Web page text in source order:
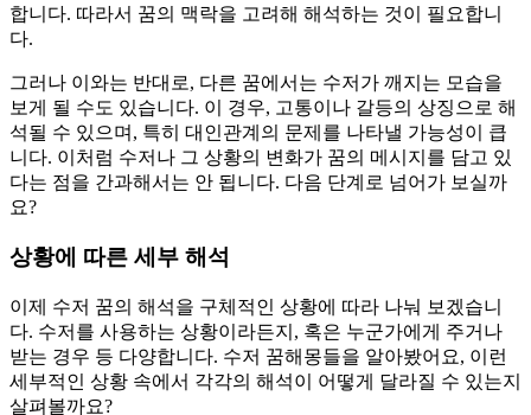
합니다. 따라서 꿈의 맥락을 고려해 해석하는 것이 필요합니
다.
그러나 이와는 반대로, 다른 꿈에서는 수저가 깨지는 모습을
보게 될 수도 있습니다. 이 경우, 고통이나 갈등의 상징으로 해
석될 수 있으며, 특히 대인관계의 문제를 나타낼 가능성이 큽
니다. 이처럼 수저나 그 상황의 변화가 꿈의 메시지를 담고 있
다는 점을 간과해서는 안 됩니다. 다음 단계로 넘어가 보실까
요?
상황에 따른 세부 해석
이제 수저 꿈의 해석을 구체적인 상황에 따라 나눠 보겠습니
다. 수저를 사용하는 상황이라든지, 혹은 누군가에게 주거나
받는 경우 등 다양합니다. 수저 꿈해몽들을 알아봤어요, 이런
세부적인 상황 속에서 각각의 해석이 어떻게 달라질 수 있는지
살펴볼까요?